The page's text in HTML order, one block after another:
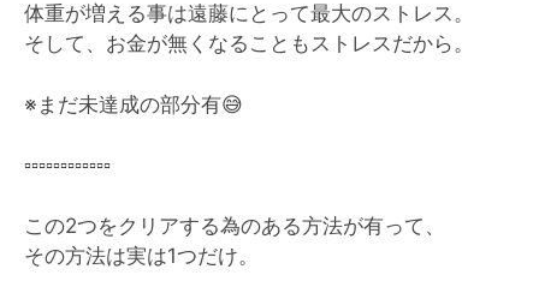
体重が増える事は遠藤にとって最大のストレス。
そして、お金が無くなることもストレスだから。
※まだ未達成の部分有😅
▫️▫️▫️▫️▫️▫️▫️▫️▫️▫️▫️▫️
この2つをクリアする為のある方法が有って、
その方法は実は1つだけ。